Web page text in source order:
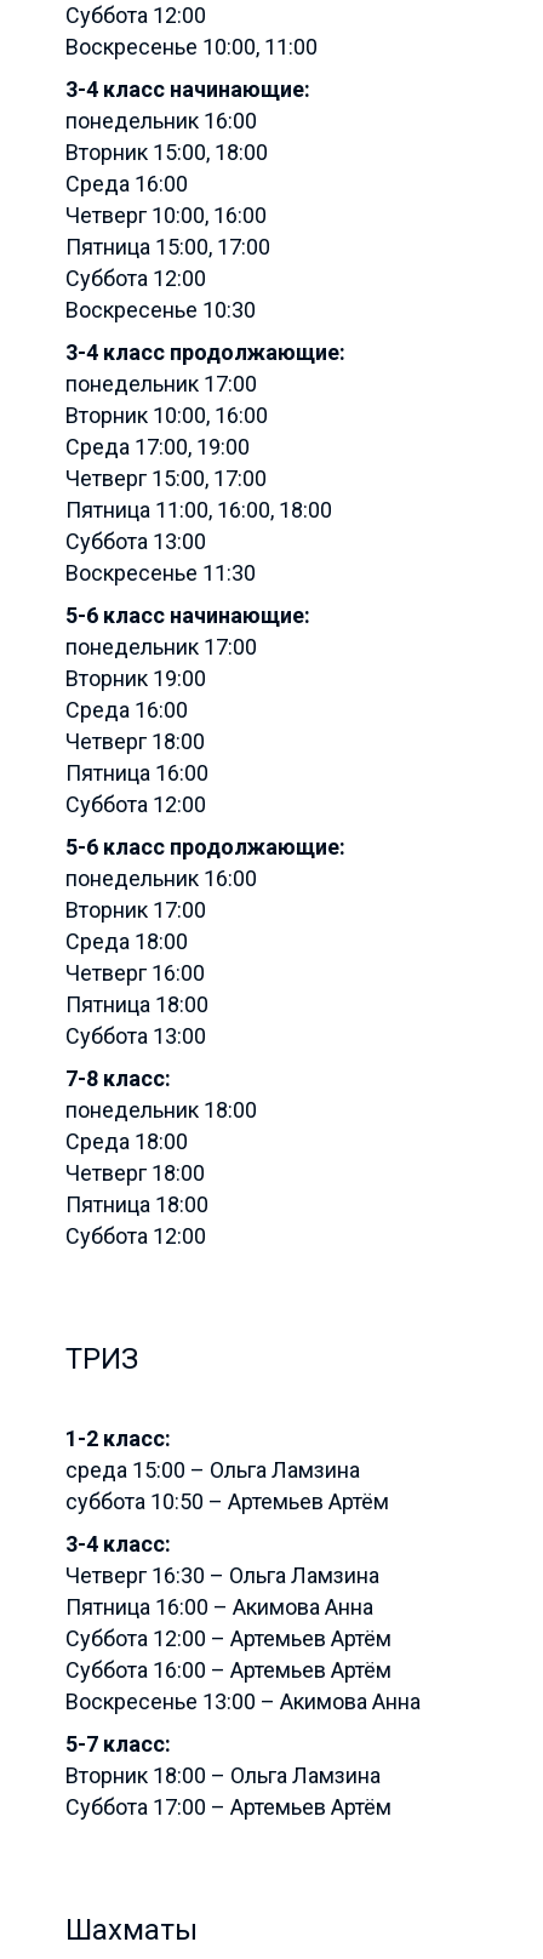
Суббота 12:00
Воскресенье 10:00, 11:00
3-4 класс начинающие:
понедельник 16:00
Вторник 15:00, 18:00
Среда 16:00
Четверг 10:00, 16:00
Пятница 15:00, 17:00
Суббота 12:00
Воскресенье 10:30
3-4 класс продолжающие:
понедельник 17:00
Вторник 10:00, 16:00
Среда 17:00, 19:00
Четверг 15:00, 17:00
Пятница 11:00, 16:00, 18:00
Суббота 13:00
Воскресенье 11:30
5-6 класс начинающие:
понедельник 17:00
Вторник 19:00
Среда 16:00
Четверг 18:00
Пятница 16:00
Суббота 12:00
5-6 класс продолжающие:
понедельник 16:00
Вторник 17:00
Среда 18:00
Четверг 16:00
Пятница 18:00
Суббота 13:00
7-8 класс:
понедельник 18:00
Среда 18:00
Четверг 18:00
Пятница 18:00
Суббота 12:00
ТРИЗ
1-2 класс:
среда 15:00 – Ольга Ламзина
суббота 10:50 – Артемьев Артём
3-4 класс:
Четверг 16:30 – Ольга Ламзина
Пятница 16:00 – Акимова Анна
Суббота 12:00 – Артемьев Артём
Суббота 16:00 – Артемьев Артём
Воскресенье 13:00 – Акимова Анна
5-7 класс:
Вторник 18:00 – Ольга Ламзина
Суббота 17:00 – Артемьев Артём
Шахматы